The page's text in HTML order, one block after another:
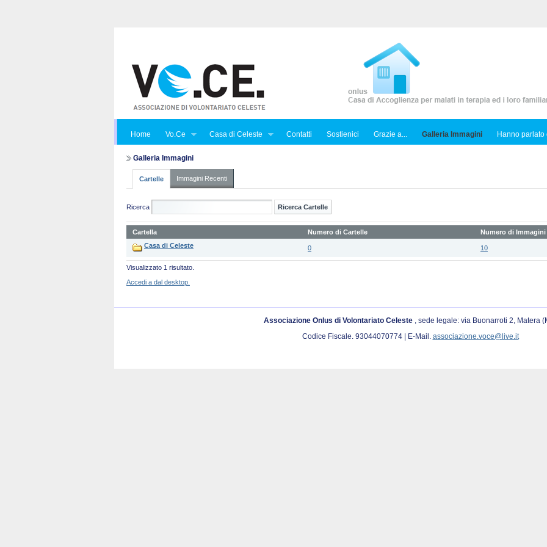
Home Vo.Ce Casa di Celeste Contatti Sostienici Grazie a... Galleria Immagini Hanno parlato
Galleria Immagini
Cartelle Immagini Recenti
Ricerca
Cartella Numero di Cartelle
Numero di Immagini
Casa di Celeste
0 10
Visualizzato 1 risultato.
Accedi a dal desktop.
Associazione Onlus di Volontariato Celeste , sede legale: via Buonarroti 2, Matera
Codice Fiscale. 93044070774 | E-Mail. associazione.voce@live.it